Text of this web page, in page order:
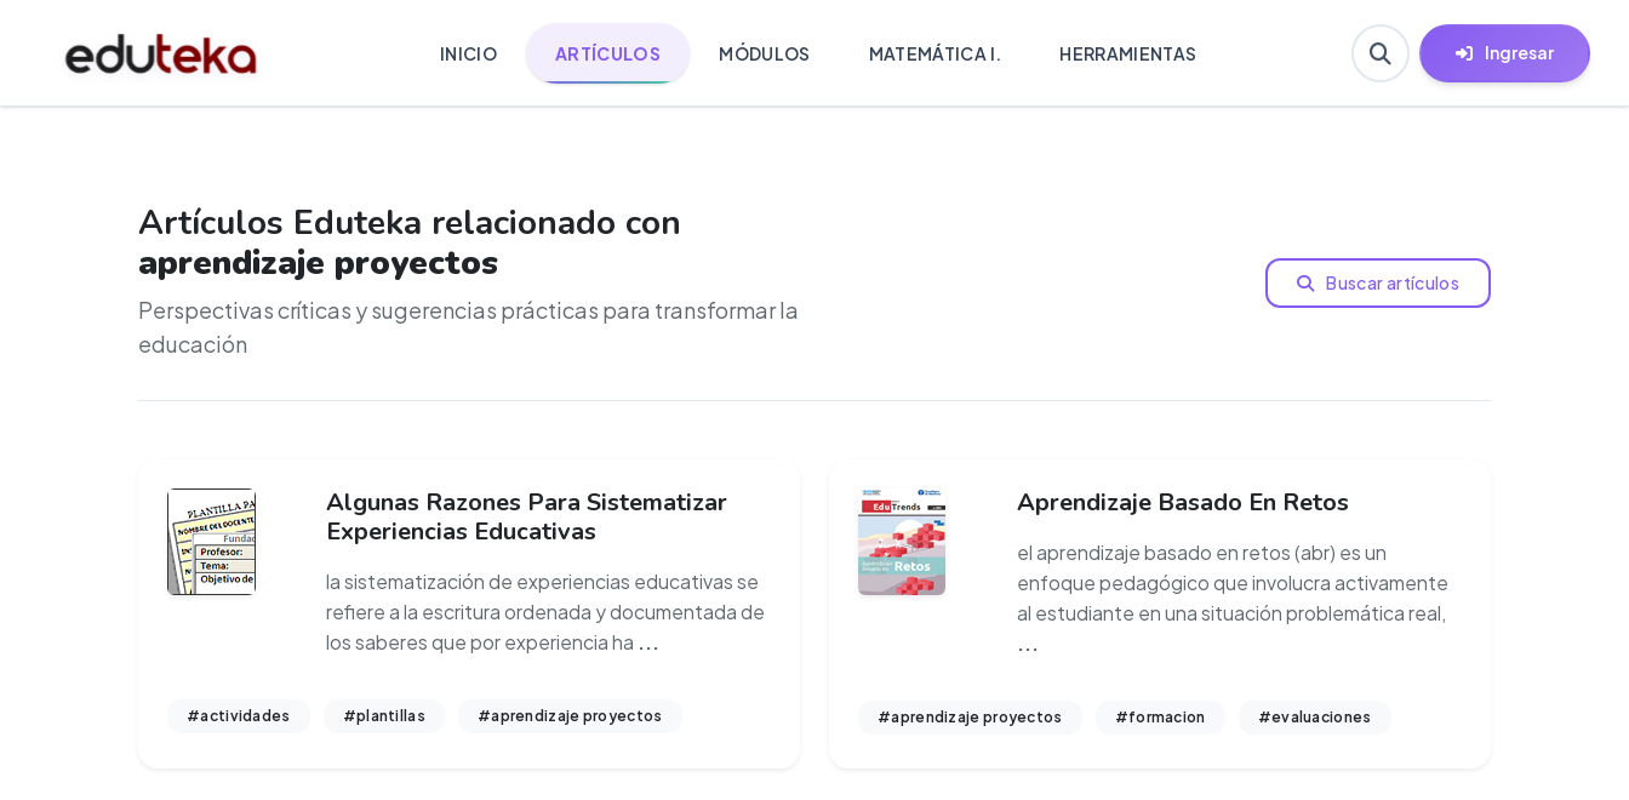
INICIO ARTÍCULOS MÓDULOS MATEMÁTICA I. HERRAMIENTAS Ingresar
Artículos Eduteka relacionado con
aprendizaje proyectos
Perspectivas críticas y sugerencias prácticas para transformar la
educación
Buscar artículos
Algunas Razones Para Sistematizar
Experiencias Educativas
la sistematización de experiencias educativas se
refiere a la escritura ordenada y documentada de
los saberes que por experiencia ha ...
#actividades #plantillas #aprendizaje proyectos
Aprendizaje Basado En Retos
el aprendizaje basado en retos (abr) es un
enfoque pedagógico que involucra activamente
al estudiante en una situación problemática real,
...
#aprendizaje proyectos #formacion #evaluaciones